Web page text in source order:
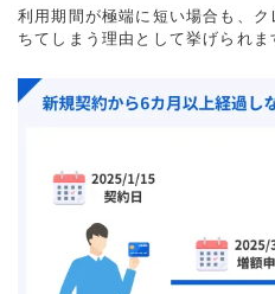
利用期間が極端に短い場合も、
ちてしまう理由として挙げられま